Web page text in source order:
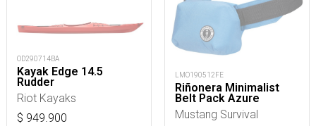
OD290714BA
Kayak Edge 14.5
Rudder
Riot Kayaks
$ 949.900
LMO190512FE
Riñonera Minimalist
Belt Pack Azure
Mustang Survival